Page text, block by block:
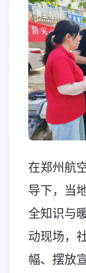
在郑州航
导下，当
全知识与
动现场，
幅、摆放